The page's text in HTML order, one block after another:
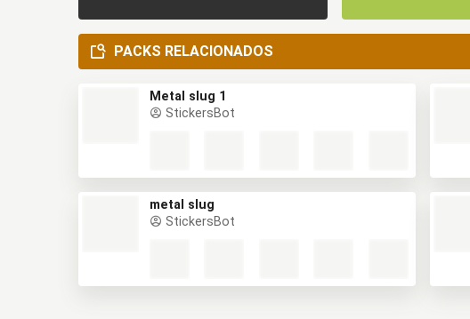
PACKS RELACIONADOS
Metal slug 1
StickersBot
metal slug
StickersBot